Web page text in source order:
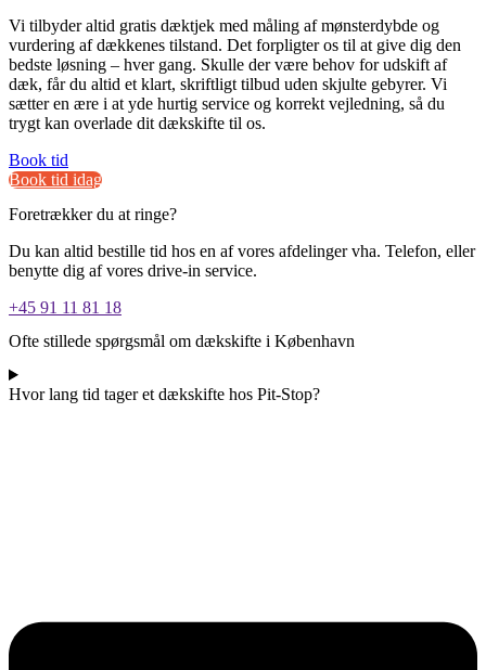
Vi tilbyder altid gratis dæktjek med måling af mønsterdybde og
vurdering af dækkenes tilstand. Det forpligter os til at give dig den
bedste løsning – hver gang. Skulle der være behov for udskift af
dæk, får du altid et klart, skriftligt tilbud uden skjulte gebyrer. Vi
sætter en ære i at yde hurtig service og korrekt vejledning, så du
trygt kan overlade dit dækskifte til os.
Book tid
Book tid idag
Foretrækker du at ringe?
Du kan altid bestille tid hos en af vores afdelinger vha. Telefon, eller
benytte dig af vores drive-in service.
+45 91 11 81 18
Ofte stillede spørgsmål om dækskifte i København
Hvor lang tid tager et dækskifte hos Pit-Stop?